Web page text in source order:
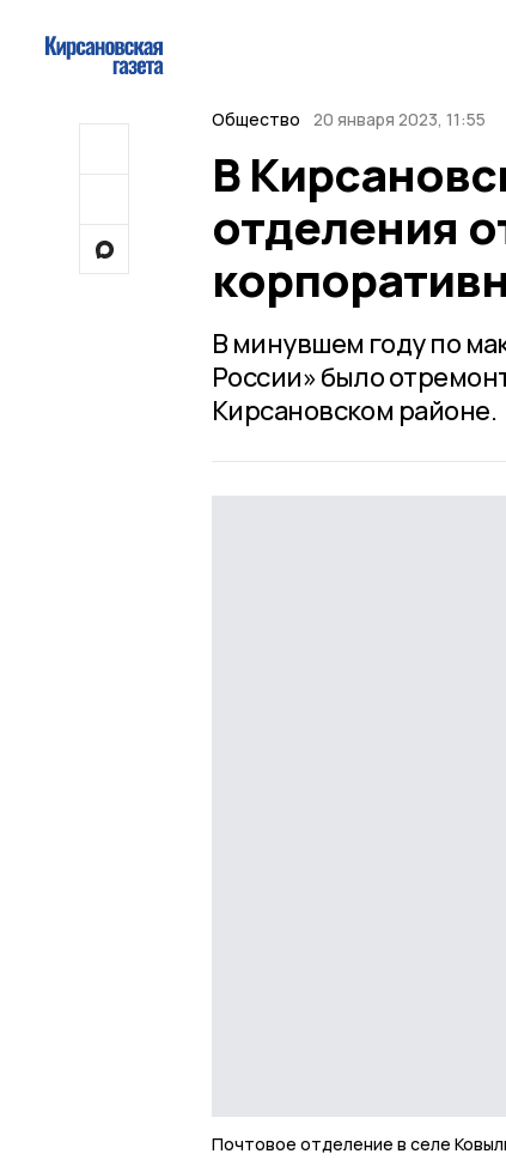
Общество 20 января 2023, 11:55
В
отделения
В минувшем году по
России» было
Кирсановском районе.
Почтовое отделение в селе